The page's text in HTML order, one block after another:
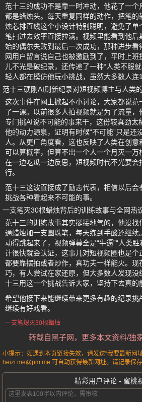
范十三的成功不是靠一时冲动，他花了一个
都是蜡烛头。每天重复同样的动作，把笔的
烛芯排直线这个小设计特别聪明，避免了
笔扫过去效率直接拉满。视频里能看到他
始的偶尔失败到最后一次成功，那种进步
网用户留言说自己也被激励到了，平时上
儿不光是破纪录，还传递了一种“人类不服
轻人都在模仿他玩小挑战，虽然大多数人连
范十三硬刚AI刷新纪录对短视频博主与人类
这次事件在网上掀起不小讨论，大家都说范
了一课。以前很多人拍视频就是为了流量，
专门挑AI说不可能的事来干，这份较真劲太
他的动力源泉，证明有时候“不可能”只是还
人。从更广角度看，这也反映了人类在创意
可以算概率，但算不出一个人一个月灭一
在一边吃瓜一边反思，短视频时代不光要会
行。
范十三这波直接成了励志代表，相信以后
挑战各种看起来不可能的事。
一支笔灭30根蜡烛背后的训练故事与全网热
范十三的训练故事其实挺接地气的，他没
通蜡烛加一支圆珠笔，每天练到手酸还继
动得跳起来了，视频弹幕全是“牛逼”“人类
计很快就会认证，这事儿对短视频圈也是
都要靠摆拍或者炒作，真功夫一样能火。现
巧，有人尝试在家还原，但大多数人发现
十三用这一个挑战告诉大家，坚持下去真的
希望他接下来能继续带来更多有趣的纪录
继续有好戏看。
一支笔熄灭30根蜡烛
转载自黑子网，更多本文资料/独
小提示：如遇到本页链接失效，请发送“我要最新网
heizi.me@pm.me 可自动获得最新网址。请记录保
精彩用户评论 - 蜜桃